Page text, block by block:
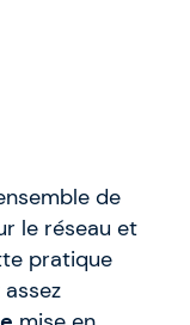
de
le réseau et
pratique